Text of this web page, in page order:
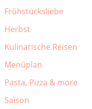
Frühstücksliebe
Herbst
Kulinarische Reisen
Menüplan
Pasta, Pizza & more
Saison